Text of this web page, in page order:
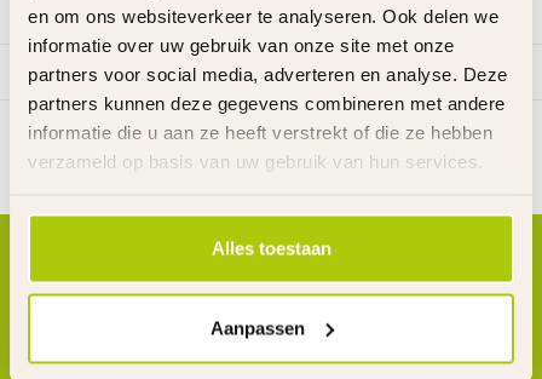
en om ons websiteverkeer te analyseren. Ook delen we
informatie over uw gebruik van onze site met onze
partners voor social media, adverteren en analyse. Deze
partners kunnen deze gegevens combineren met andere
informatie die u aan ze heeft verstrekt of die ze hebben
verzameld op basis van uw gebruik van hun services.
Alles toestaan
Aanpassen
Toon1-2van 2
Abonneer je op onze nieuwsbrief
U ontvangt deze 4x per jaar